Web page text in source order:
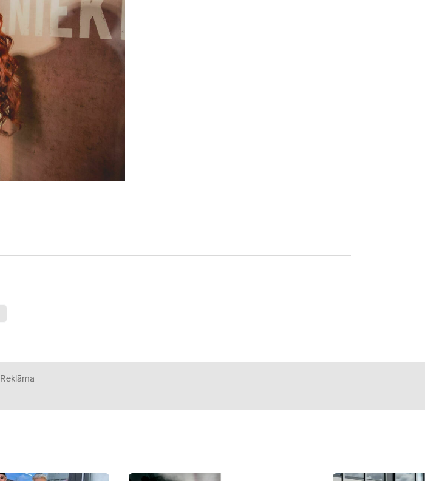
Reklāma